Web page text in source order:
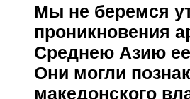
Мы не беремся
проникновения
Среднею Азию
Они могли
македонского